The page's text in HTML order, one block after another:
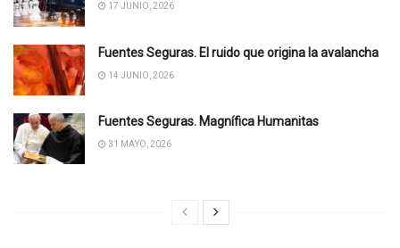
17 JUNIO, 2026
Fuentes Seguras. El ruido que origina la avalancha
14 JUNIO, 2026
Fuentes Seguras. Magnífica Humanitas
31 MAYO, 2026